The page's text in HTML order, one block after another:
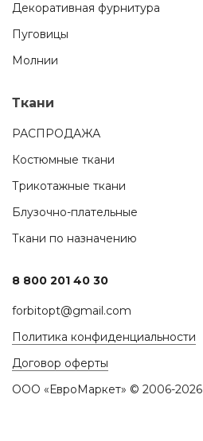
Декоративная фурнитура
Пуговицы
Молнии
Ткани
РАСПРОДАЖА
Костюмные ткани
Трикотажные ткани
Блузочно-плательные
Ткани по назначению
8 800 201 40 30
forbitopt@gmail.com
Политика конфиденциальности
Договор оферты
ООО «ЕвроМаркет» © 2006-2026